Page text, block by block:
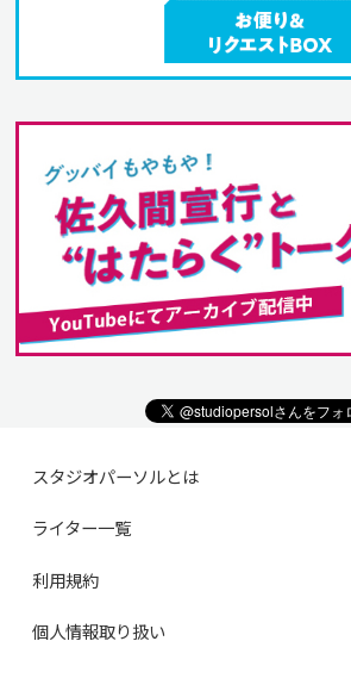
スタジオパーソルとは
ライター一覧
利用規約
個人情報取り扱い